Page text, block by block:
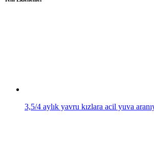
3,5/4 aylık yavru kızlara acil yuva